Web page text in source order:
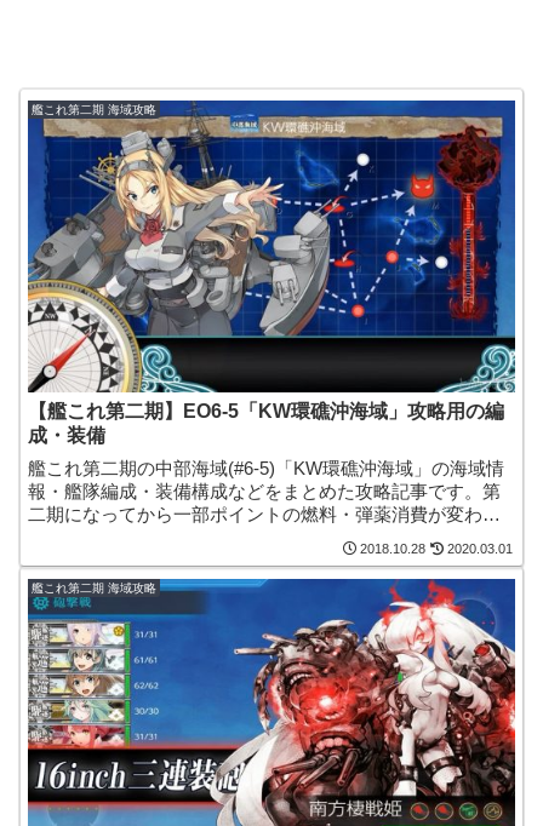
艦これ第二期 海域攻略
【艦これ第二期】EO6-5「KW環礁沖海域」攻略用の編
成・装備
艦これ第二期の中部海域(#6-5)「KW環礁沖海域」の海域情
報・艦隊編成・装備構成などをまとめた攻略記事です。第
二期になってから一部ポイントの燃料・弾薬消費が変わっ
たため、色々なルート・編成で攻略できるようになりまし
2018.10.28 2020.03.01
艦これ第二期 海域攻略